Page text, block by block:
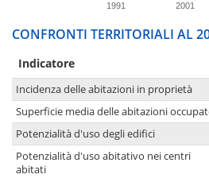
1991 2001
CONFRONTI TERRITORIALI AL
Indicatore
Incidenza delle abitazioni in proprietà
Superficie media delle abitazioni
Potenzialità d'uso degli edifici
Potenzialità d'uso abitativo nei centri
abitati